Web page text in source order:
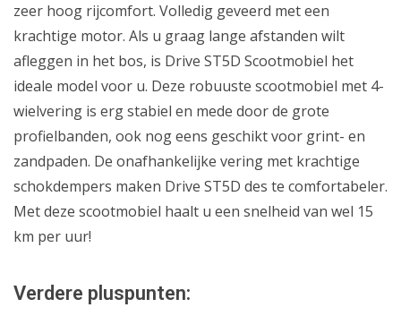
zeer hoog rijcomfort. Volledig geveerd met een
krachtige motor. Als u graag lange afstanden wilt
afleggen in het bos, is Drive ST5D Scootmobiel het
ideale model voor u. Deze robuuste scootmobiel met 4-
wielvering is erg stabiel en mede door de grote
profielbanden, ook nog eens geschikt voor grint- en
zandpaden. De onafhankelijke vering met krachtige
schokdempers maken Drive ST5D des te comfortabeler.
Met deze scootmobiel haalt u een snelheid van wel 15
km per uur!
Verdere pluspunten: